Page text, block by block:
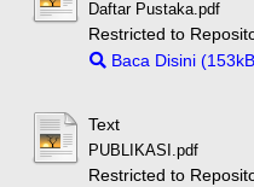
Daftar Pustaka.pdf
Restricted to
Baca Disini
Text
PUBLIKASI.pdf
Restricted to